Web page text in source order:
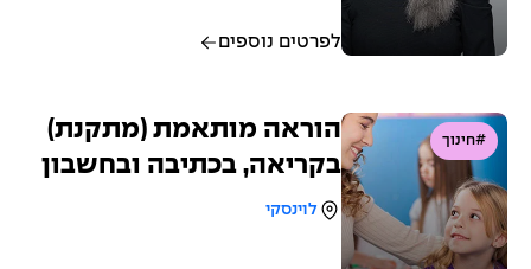
לפרטים נוספים
#חינוך
הוראה מותאמת (מתקנת)
בקריאה, בכתיבה ובחשבון
לוינסקי